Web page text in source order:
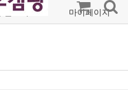
주문조회 마이페이지